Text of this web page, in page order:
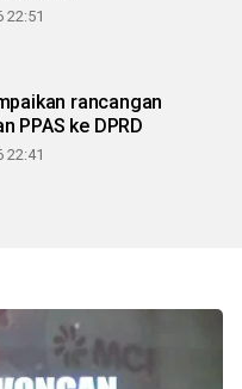
22:51
rancangan
PPAS ke DPRD
22:41